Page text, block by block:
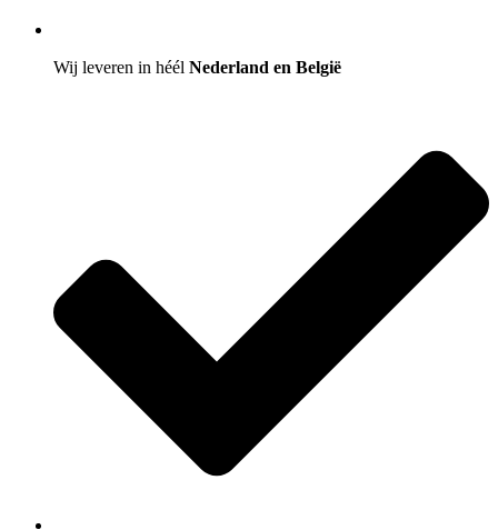
Wij leveren in héél Nederland en België